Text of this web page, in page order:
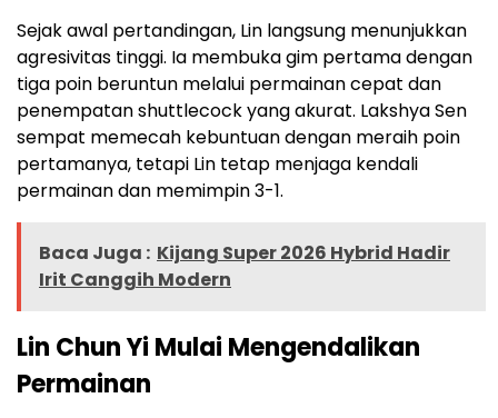
Sejak awal pertandingan, Lin langsung menunjukkan
agresivitas tinggi. Ia membuka gim pertama dengan
tiga poin beruntun melalui permainan cepat dan
penempatan shuttlecock yang akurat. Lakshya Sen
sempat memecah kebuntuan dengan meraih poin
pertamanya, tetapi Lin tetap menjaga kendali
permainan dan memimpin 3-1.
Baca Juga : Kijang Super 2026 Hybrid Hadir
Irit Canggih Modern
Lin Chun Yi Mulai Mengendalikan
Permainan